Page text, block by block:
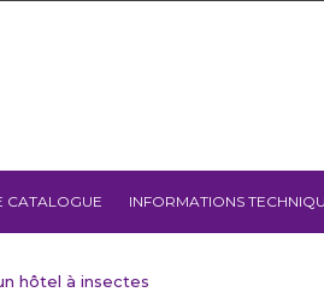
CATALOGUE INFORMATIONS
hôtel à insectes